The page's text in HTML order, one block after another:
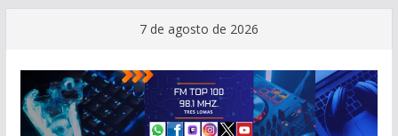
contenido
7 de agosto de 2026